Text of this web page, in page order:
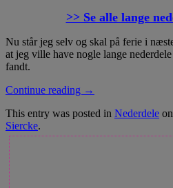
>> Se alle lange
Nu står jeg selv og skal på ferie i
at jeg ville have nogle lange
fandt.
Continue reading →
This entry was posted in Nederdele on
Siercke.